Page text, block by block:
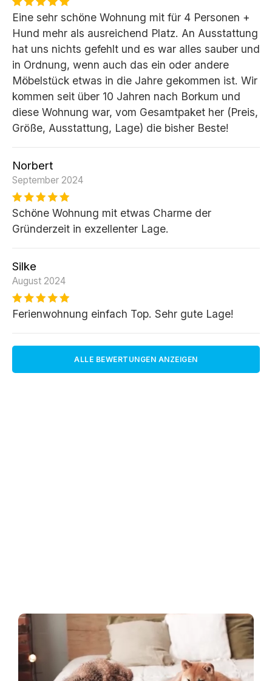
Eine sehr schöne Wohnung mit für 4 Personen +
Hund mehr als ausreichend Platz. An Ausstattung
hat uns nichts gefehlt und es war alles sauber und
in Ordnung, wenn auch das ein oder andere
Möbelstück etwas in die Jahre gekommen ist. Wir
kommen seit über 10 Jahren nach Borkum und
diese Wohnung war, vom Gesamtpaket her (Preis,
Größe, Ausstattung, Lage) die bisher Beste!
Norbert
September 2024
Schöne Wohnung mit etwas Charme der
Gründerzeit in exzellenter Lage.
Silke
August 2024
Ferienwohnung einfach Top. Sehr gute Lage!
ALLE BEWERTUNGEN ANZEIGEN